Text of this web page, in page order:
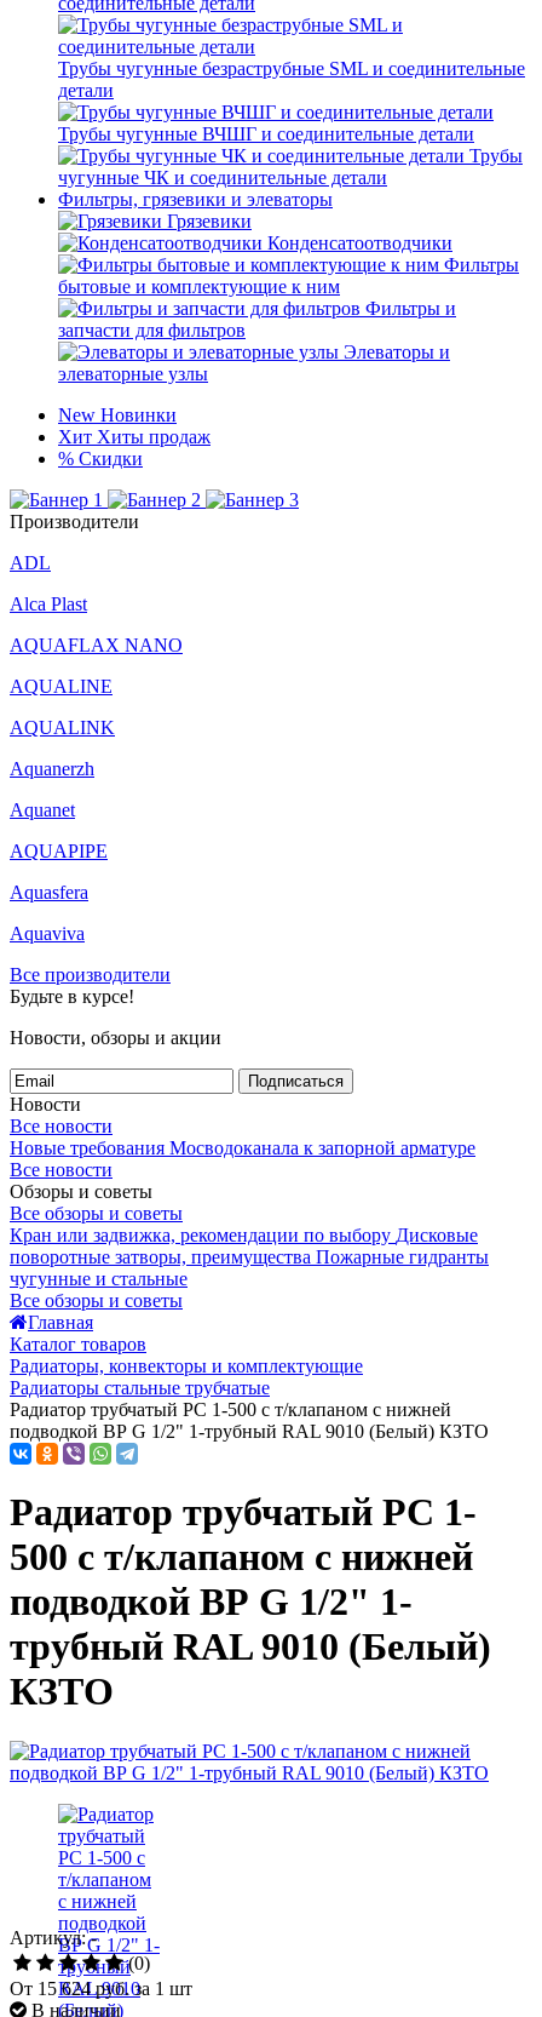
Трубы чугунные безраструбные SML и соединительные
детали
Трубы чугунные ВЧШГ и соединительные детали
Трубы
чугунные ЧК и соединительные детали
Фильтры, грязевики и элеваторы
Грязевики
Конденсатоотводчики
Фильтры
бытовые и комплектующие к ним
Фильтры и
запчасти для фильтров
Элеваторы и
элеваторные узлы
New Новинки
Хит Хиты продаж
% Скидки
Производители
ADL
Alca Plast
AQUAFLAX NANO
AQUALINE
AQUALINK
Aquanerzh
Aquanet
AQUAPIPE
Aquasfera
Aquaviva
Все производители
Будьте в курсе!
Новости, обзоры и акции
Подписаться
Новости
Все новости
Новые требования Мосводоканала к запорной арматуре
Все новости
Обзоры и советы
Все обзоры и советы
Кран или задвижка, рекомендации по выбору Дисковые
поворотные затворы, преимущества Пожарные гидранты
чугунные и стальные
Все обзоры и советы
Главная
Каталог товаров
Радиаторы, конвекторы и комплектующие
Радиаторы стальные трубчатые
Радиатор трубчатый РС 1-500 с т/клапаном с нижней
подводкой ВР G 1/2" 1-трубный RAL 9010 (Белый) КЗТО
Радиатор трубчатый РС 1-
500 с т/клапаном с нижней
подводкой ВР G 1/2" 1-
трубный RAL 9010 (Белый)
КЗТО
Артикул: -
(0)
От 15 624 руб.за 1 шт
В наличии